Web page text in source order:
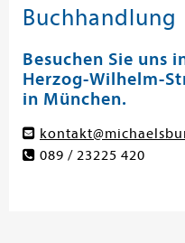
Buchhandlung
Besuchen Sie uns
Herzog-Wilhelm-
in München.
089 / 23225 420